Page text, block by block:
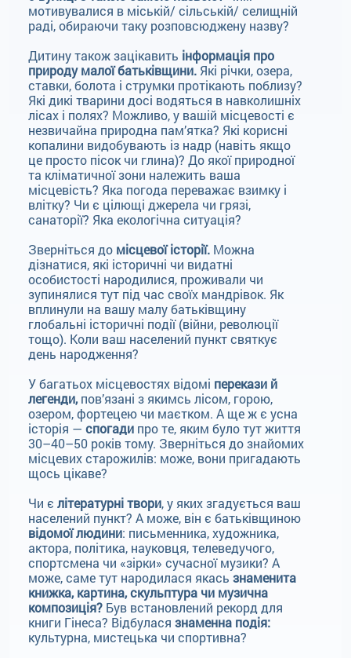
мотивувалися в міській/ сільській/ селищній
раді, обираючи таку розповсюджену назву?
Дитину також зацікавить інформація про
природу малої батьківщини. Які річки, озера,
ставки, болота і струмки протікають поблизу?
Які дикі тварини досі водяться в навколишніх
лісах і полях? Можливо, у вашій місцевості є
незвичайна природна пам’ятка? Які корисні
копалини видобувають із надр (навіть якщо
це просто пісок чи глина)? До якої природної
та кліматичної зони належить ваша
місцевість? Яка погода переважає взимку і
влітку? Чи є цілющі джерела чи грязі,
санаторії? Яка екологічна ситуація?
Зверніться до місцевої історії. Можна
дізнатися, які історичні чи видатні
особистості народилися, проживали чи
зупинялися тут під час своїх мандрівок. Як
вплинули на вашу малу батьківщину
глобальні історичні події (війни, революції
тощо). Коли ваш населений пункт святкує
день народження?
У багатьох місцевостях відомі перекази й
легенди,пов’язані з якимсь лісом, горою,
озером, фортецею чи маєтком. А ще ж є усна
історія — спогади про те, яким було тут життя
30–40–50 років тому. Зверніться до знайомих
місцевих старожилів: може, вони пригадають
щось цікаве?
Чи є літературні твори, у яких згадується ваш
населений пункт? А може, він є батьківщиною
відомої людини: письменника, художника,
актора, політика, науковця, телеведучого,
спортсмена чи «зірки» сучасної музики? А
може, саме тут народилася якась знаменита
книжка, картина, скульптура чи музична
композиція? Був встановлений рекорд для
книги Гінеса? Відбулася знаменна подія:
культурна, мистецька чи спортивна?